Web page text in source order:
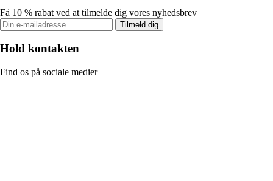
Få 10 % rabat ved at tilmelde dig vores nyhedsbrev
Tilmeld dig
Hold kontakten
Find os på sociale medier